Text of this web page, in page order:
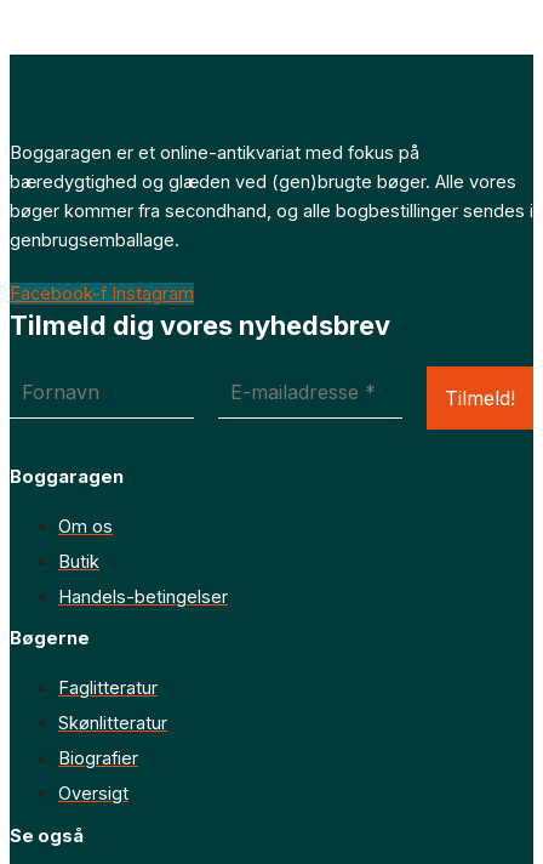
Boggaragen er et online-antikvariat med fokus på
bæredygtighed og glæden ved (gen)brugte bøger. Alle vores
bøger kommer fra secondhand, og alle bogbestillinger sendes i
genbrugsemballage.
Facebook-f Instagram
Tilmeld dig vores nyhedsbrev
Boggaragen
Om os
Butik
Handels-betingelser
Bøgerne
Faglitteratur
Skønlitteratur
Biografier
Oversigt
Se også